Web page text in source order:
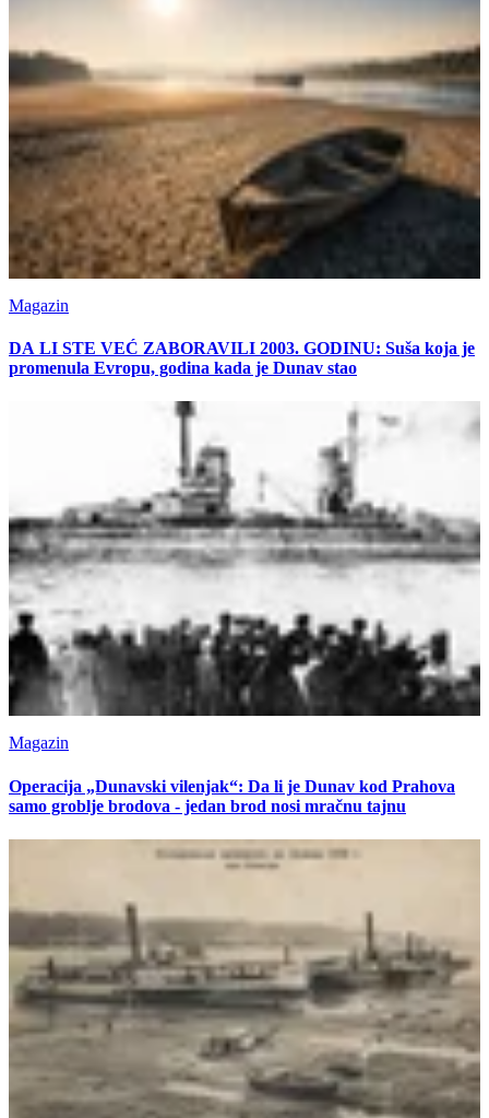
Magazin
DA LI STE VEĆ ZABORAVILI 2003. GODINU: Suša koja je
promenula Evropu, godina kada je Dunav stao
Magazin
Operacija „Dunavski vilenjak“: Da li je Dunav kod Prahova
samo groblje brodova - jedan brod nosi mračnu tajnu